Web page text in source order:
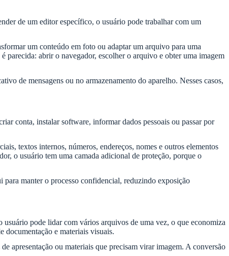
de um editor específico, o usuário pode trabalhar com um
um conteúdo em foto ou adaptar um arquivo para uma
parecida: abrir o navegador, escolher o arquivo e obter uma imagem
de mensagens ou no armazenamento do aparelho. Nesses casos,
conta, instalar software, informar dados pessoais ou passar por
textos internos, números, endereços, nomes e outros elementos
o usuário tem uma camada adicional de proteção, porque o
manter o processo confidencial, reduzindo exposição
pode lidar com vários arquivos de uma vez, o que economiza
documentação e materiais visuais.
apresentação ou materiais que precisam virar imagem. A conversão